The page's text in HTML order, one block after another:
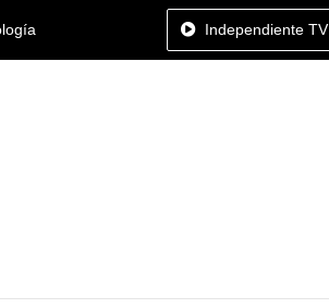
Independiente TV